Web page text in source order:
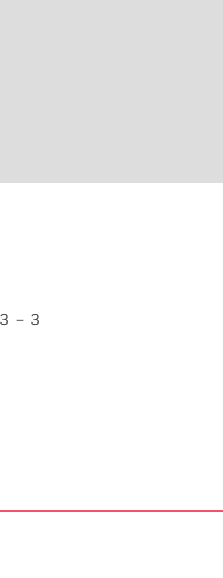
－３